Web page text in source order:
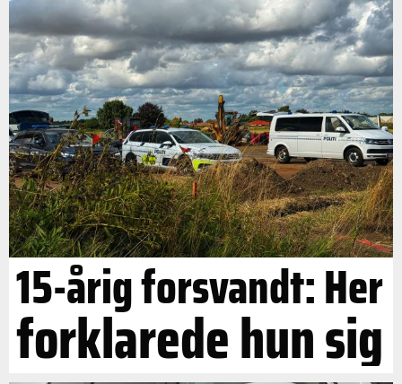
15-årig forsvandt: Her
forklarede hun sig